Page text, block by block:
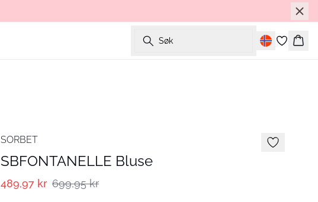
Søk
SORBET
SBFONTANELLE Bluse
489,97 kr 699,95 kr